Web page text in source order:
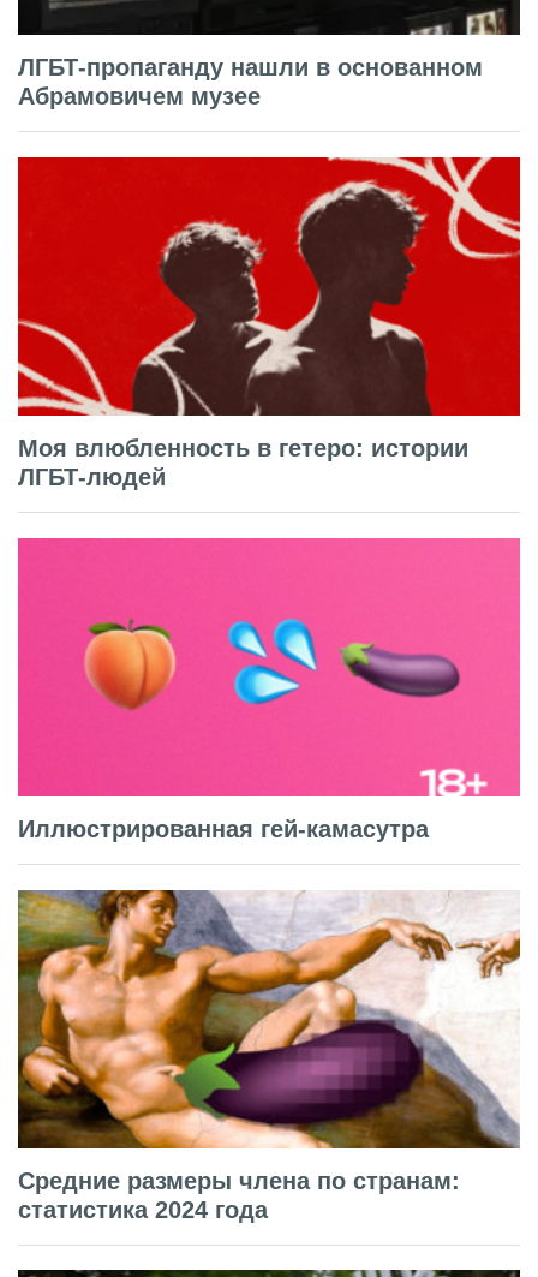
ЛГБТ-пропаганду нашли в основанном
Абрамовичем музее
Моя влюбленность в гетеро: истории
ЛГБТ-людей
Иллюстрированная гей-камасутра
Средние размеры члена по странам:
статистика 2024 года